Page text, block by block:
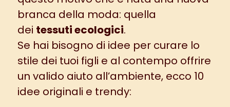
branca della moda: quella
dei tessuti ecologici.
Se hai bisogno di idee per curare lo
stile dei tuoi figli e al contempo offrire
un valido aiuto all’ambiente, ecco 10
idee originali e trendy: